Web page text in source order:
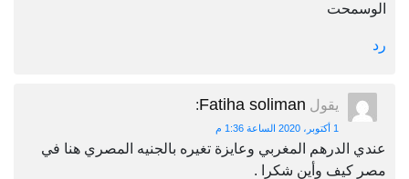
الوسمحت
رد
يقول Fatiha soliman
:
1 أكتوبر، 2020 الساعة 1:36 م
عندي الدرهم المغربي وعايزة تغيره بالجنيه المصري هنا في
مصر كيف وأين شكرا .